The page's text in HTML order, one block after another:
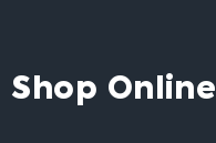
Shop Online